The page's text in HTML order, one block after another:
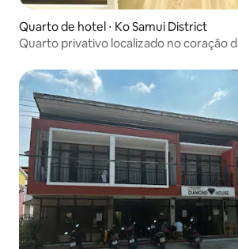
Quarto de hotel ⋅ Ko Samui District
Quarto privativo localizado no coração